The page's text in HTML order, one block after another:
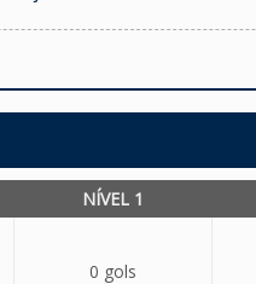
NÍVEL 1
0 gols